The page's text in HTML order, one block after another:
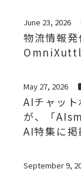
June 23, 2026
物流情報発
May 27, 2026
AIチャッ
が、「
AI特集に
September 9,